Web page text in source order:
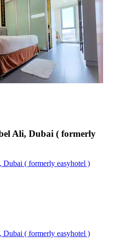
Ali, Dubai ( formerly
( formerly easyhotel )
( formerly easyhotel )